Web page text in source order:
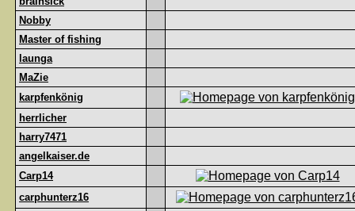
Nobby
Master of fishing
launga
MaZie
karpfenkönig
herrlicher
harry7471
angelkaiser.de
Carp14
carphunterz16